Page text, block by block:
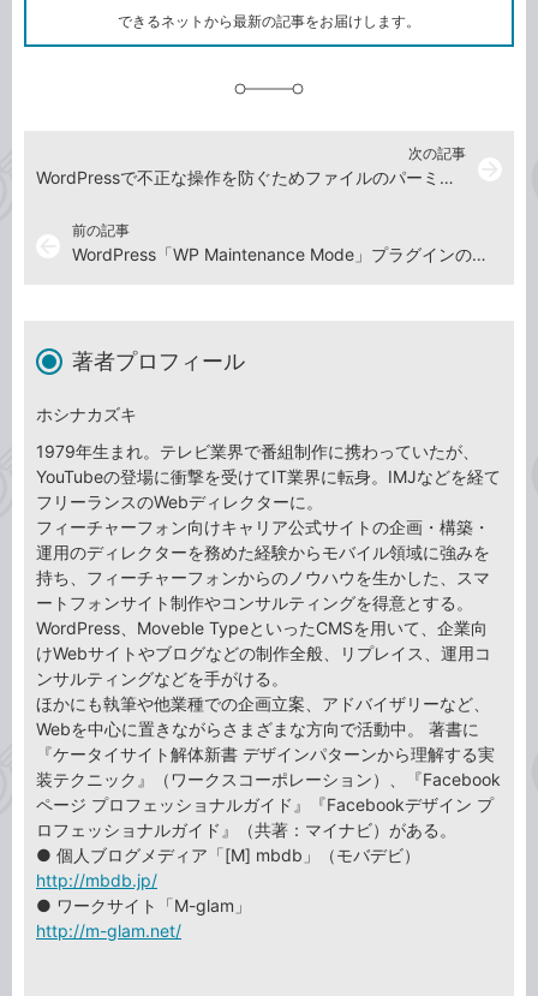
ク
できるネットから最新の記事をお届けします。
前の記事
WordPress「WP Maintenance Mode」プラグインの使い方：メンテナンス中に専用画面を表示して知らせる
次の記事
WordPressで不正な操作を防ぐためファイルのパーミッションを適切に設定する方法
著者プロフィール
ホシナカズキ
1979年生まれ。テレビ業界で番組制作に携わっていたが、
YouTubeの登場に衝撃を受けてIT業界に転身。IMJなどを経て
フリーランスのWebディレクターに。
フィーチャーフォン向けキャリア公式サイトの企画・構築・
運用のディレクターを務めた経験からモバイル領域に強みを
持ち、フィーチャーフォンからのノウハウを生かした、スマ
ートフォンサイト制作やコンサルティングを得意とする。
WordPress、Moveble TypeといったCMSを用いて、企業向
けWebサイトやブログなどの制作全般、リプレイス、運用コ
ンサルティングなどを手がける。
ほかにも執筆や他業種での企画立案、アドバイザリーなど、
Webを中心に置きながらさまざまな方向で活動中。 著書に
『ケータイサイト解体新書 デザインパターンから理解する実
装テクニック』（ワークスコーポレーション）、『Facebook
ページ プロフェッショナルガイド』『Facebookデザイン プ
ロフェッショナルガイド』（共著：マイナビ）がある。
● 個人ブログメディア「[M] mbdb」（モバデビ）
http://mbdb.jp/
● ワークサイト「M-glam」
http://m-glam.net/